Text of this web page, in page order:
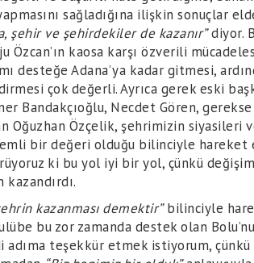
sağladığına ilişkin sonuçlar
şehir ve şehirdekiler de kazanır”diyor.
Özcan’ın kaosa karşı özverili
desteğe Adana’ya kadar gitmesi,
çok değerli. Ayrıca gerek eski
Bandakçıoğlu, Necdet Gören,
Oğuzhan Özçelik, şehrimizin siyasileri
bir değeri olduğu bilinciyle
ki bu yol iyi bir yol, çünkü
kazanması demektir”bilinciyle
bu zor zamanda destek olan
teşekkür etmek istiyorum, çünkü